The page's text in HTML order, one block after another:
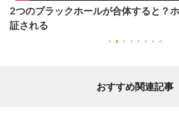
2つのブラックホールが合体すると？
証される
おすすめ関連記事